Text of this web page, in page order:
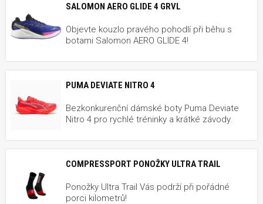
SALOMON AERO GLIDE 4 GRVL
Objevte kouzlo pravého pohodlí při běhu s
botami Salomon AERO GLIDE 4!
PUMA DEVIATE NITRO 4
Bezkonkurenční dámské boty Puma Deviate
Nitro 4 pro rychlé tréninky a krátké závody.
COMPRESSPORT PONOŽKY ULTRA TRAIL
Ponožky Ultra Trail Vás podrží při pořádné
porci kilometrů!